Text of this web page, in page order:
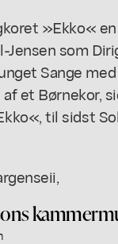
»Ekko«
Jensen som
Sange
et Børnekor,
til sidst